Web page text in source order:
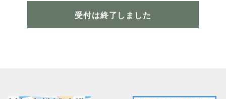
受付は終了しました